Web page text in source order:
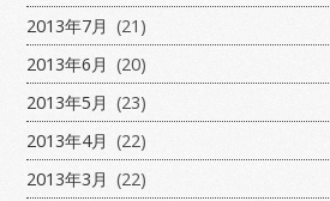
2013年7月 (21)
2013年6月 (20)
2013年5月 (23)
2013年4月 (22)
2013年3月 (22)